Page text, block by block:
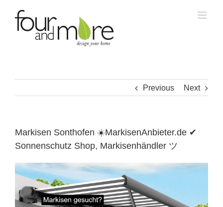
content
Previous Next
Markisen Sonthofen ☀️MarkisenAnbieter.de ✔
Sonnenschutz Shop, Markisenhändler ツ